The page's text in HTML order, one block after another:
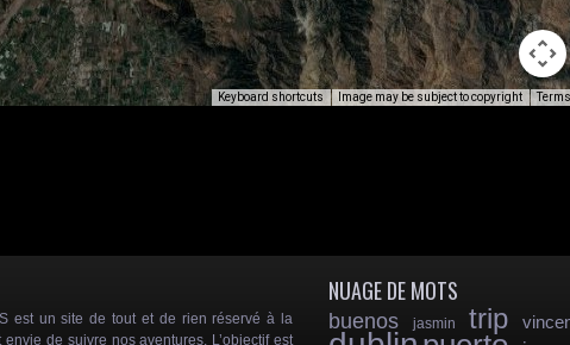
For
Keyboard shortcuts Image may be subject to copyright Terms
est un site de tout et de rien réservé à la
de suivre nos aventures. L’objectif est
NUAGE DE MOTS
buenos jasmin trip